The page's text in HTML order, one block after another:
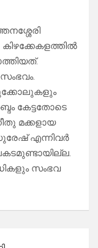
കേട്ടതോടെ
മക്കളായ
എന്നിവർ
സംഭവ